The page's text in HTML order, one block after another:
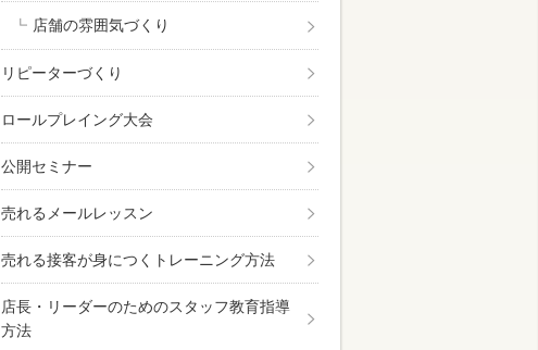
店舗の雰囲気づくり
リピーターづくり
ロールプレイング大会
公開セミナー
売れるメールレッスン
売れる接客が身につくトレーニング方法
店長・リーダーのためのスタッフ教育指導
方法